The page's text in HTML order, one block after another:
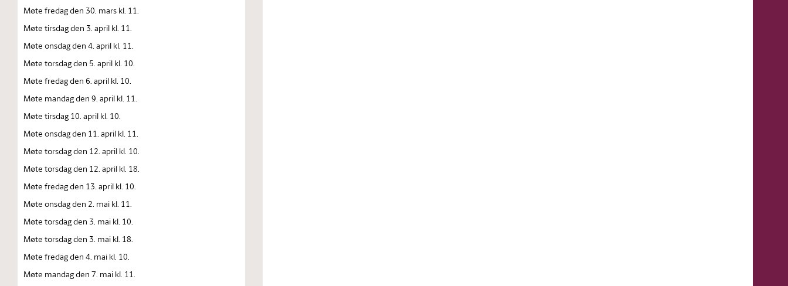
Møte fredag den 30. mars kl. 11.
Møte tirsdag den 3. april kl. 11.
Møte onsdag den 4. april kl. 11.
Møte torsdag den 5. april kl. 10.
Møte fredag den 6. april kl. 10.
Møte mandag den 9. april kl. 11.
Møte tirsdag 10. april kl. 10.
Møte onsdag den 11. april kl. 11.
Møte torsdag den 12. april kl. 10.
Møte torsdag den 12. april kl. 18.
Møte fredag den 13. april kl. 10.
Møte onsdag den 2. mai kl. 11.
Møte torsdag den 3. mai kl. 10.
Møte torsdag den 3. mai kl. 18.
Møte fredag den 4. mai kl. 10.
Møte mandag den 7. mai kl. 11.